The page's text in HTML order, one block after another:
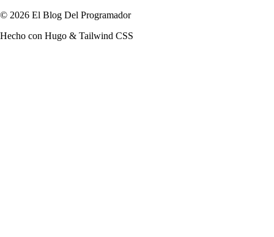
© 2026 El Blog Del Programador
Hecho con Hugo & Tailwind CSS